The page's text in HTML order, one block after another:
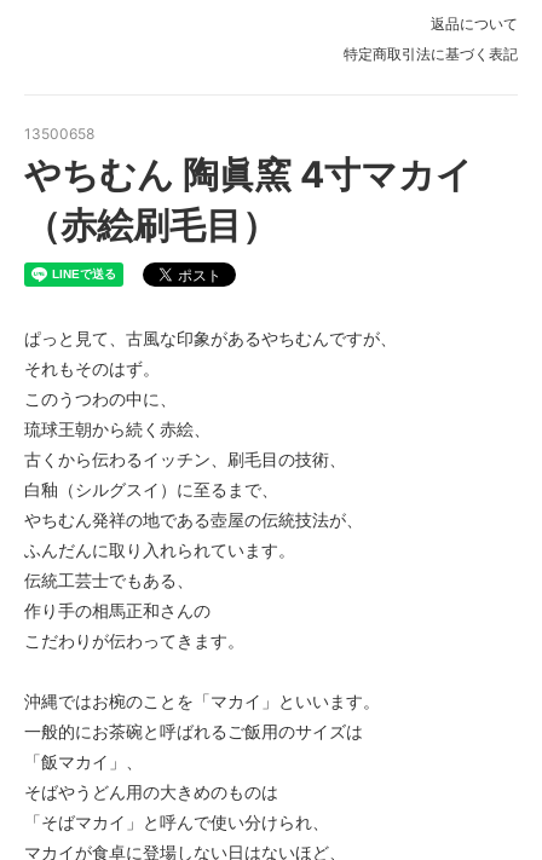
返品について
特定商取引法に基づく表記
13500658
やちむん 陶眞窯 4寸マカイ
（赤絵刷毛目）
ぱっと見て、古風な印象があるやちむんですが、
それもそのはず。
このうつわの中に、
琉球王朝から続く赤絵、
古くから伝わるイッチン、刷毛目の技術、
白釉（シルグスイ）に至るまで、
やちむん発祥の地である壺屋の伝統技法が、
ふんだんに取り入れられています。
伝統工芸士でもある、
作り手の相馬正和さんの
こだわりが伝わってきます。
沖縄ではお椀のことを「マカイ」といいます。
一般的にお茶碗と呼ばれるご飯用のサイズは
「飯マカイ」、
そばやうどん用の大きめのものは
「そばマカイ」と呼んで使い分けられ、
マカイが食卓に登場しない日はないほど、